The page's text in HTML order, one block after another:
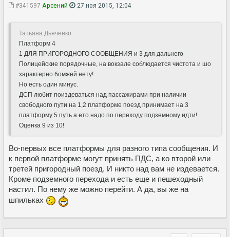
#341597 Арсений 27 ноя 2015, 12:04
Татьяна Дьяченко:
Платформ 4
1 ДЛЯ ПРИГОРОДНОГО СООБЩЕНИЯ и 3 для дальнего
Полицейские порядочные, на вокзале соблюдается чистота и шо
характерно бомжей нету!
Но есть один минус.
ДСП любит поиздеваться над пассажирами при наличии
свободного пути на 1,2 платформе поезд принимает на 3
платформу 5 путь а ето надо по переходу подземному идти!
Оценка 9 из 10!
Во-первых все платформы для разного типа сообщения. И
к первой платформе могут принять ПДС, а ко второй или
третей пригородный поезд. И никто над вам не издевается.
Кроме подземного перехода и есть еще и пешеходный
настил. По нему же можно перейти. А да, вы же на
шпильках